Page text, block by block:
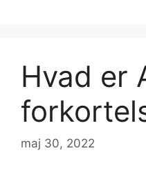
Hvad er
maj 30, 2022